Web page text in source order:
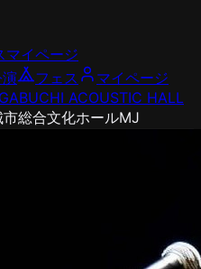
マイページ
フェス
マイページ
ACOUSTIC HALL
市総合文化ホールMJ